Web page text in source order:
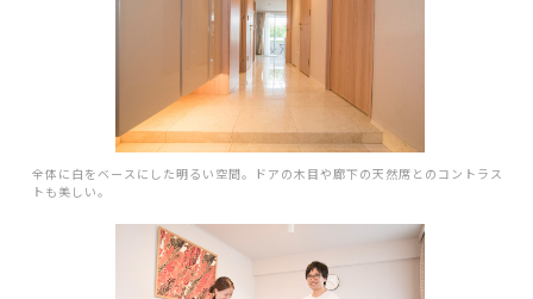
全体に白をベースにした明るい空間。ドアの木目や廊下の天然席とのコントラス
トも美しい。